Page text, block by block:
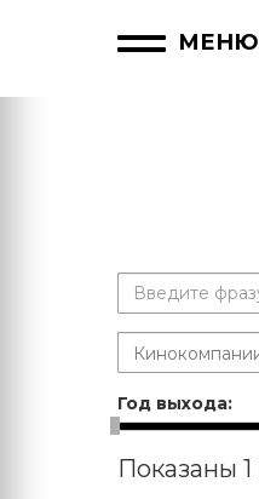
МЕНЮ
Год выхода:
Показаны 1